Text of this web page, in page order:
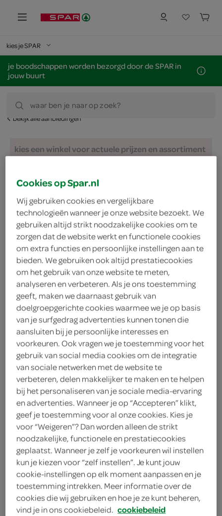
kies je SPAR
je boodschappen worden bezorgd door de SPAR in
jouw buurt
waar ben je naar op zoek?
bekijk alle aanbiedingen
kies een winkel voor actuele prijzen en assortiment
nu 1+1 gratis
alle Snelle Jelle ontbijt-
of kruidkoek
nu 1+1 gratis
Alle combinaties zijn mogelijk, je ontvangt 50% korting
op de totaalprijs. Voeg 2 stuks of een veelvoud van 2
stuks toe aan je winkelmand om te profiteren van deze
actie.
deze aanbieding is verlopen
bekijk huidige aanbiedingen
Cookies op Spar.nl
Wij gebruiken cookies en vergelijkbare
technologieën wanneer je onze website bezoekt. We
gebruiken altijd strikt noodzakelijke cookies om te
zorgen dat de website werkt en functionele cookies
om extra functies en persoonlijke instellingen aan te
bieden. We gebruiken ook altijd prestatiecookies
om het gebruik van onze website te meten,
analyseren en verbeteren. Als je ons toestemming
geeft, maken we daarnaast gebruik van
doelgroepgerichte cookies waarmee we je op basis
van je surfgedrag advertenties kunnen tonen die
aansluiten bij je persoonlijke interesses en
voorkeuren. Ook vragen we je toestemming voor het
gebruik van social media cookies om de integratie
van sociale netwerken met de website te
verbeteren, delen makkelijker te maken en te helpen
bij het personaliseren van je sociale media-ervaring
en advertenties. Wanneer je op “Accepteren” klikt,
geef je toestemming voor al onze cookies. Kies je
voor “Weigeren”? Dan worden alleen de strikt
noodzakelijke, functionele en prestatiecookies
geplaatst. Wanneer je zelf je voorkeuren wil instellen
kun je kiezen voor “zelf instellen”. Je kunt jouw
cookie-instellingen op elk moment aanpassen en je
toestemming intrekken. Meer informatie over de
cookies die wij gebruiken en hoe je ze kunt beheren,
vind je in ons cookiebeleid. cookiebeleid